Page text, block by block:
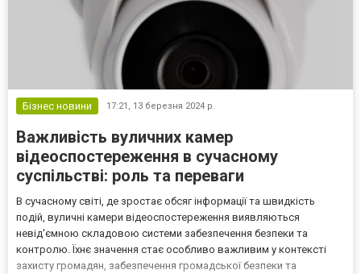
Бізнес новини 17:21, 13 березня 2024 р.
Важливість вуличних камер
відеоспостереження в сучасному
суспільстві: роль та переваги
В сучасному світі, де зростає обсяг інформації та швидкість
подій, вуличні камери відеоспостереження виявляються
невід'ємною складовою системи забезпечення безпеки та
контролю. Їхнє значення стає особливо важливим у контексті
захисту громадян, забезпечення громадської безпеки та